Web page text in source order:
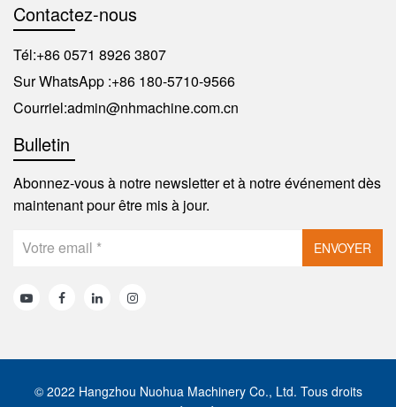
Contactez-nous
Tél:+86 0571 8926 3807
Sur WhatsApp :+86 180-5710-9566
Courriel:admin@nhmachine.com.cn
Bulletin
Abonnez-vous à notre newsletter et à notre événement dès
maintenant pour être mis à jour.
ENVOYER
© 2022 Hangzhou Nuohua Machinery Co., Ltd. Tous droits